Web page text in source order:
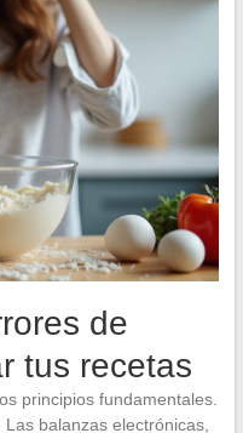
de
tus recetas
principios fundamentales.
. Las balanzas electrónicas,